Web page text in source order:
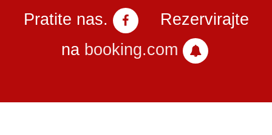
Pratite nas.
Rezervirajte
na booking.com